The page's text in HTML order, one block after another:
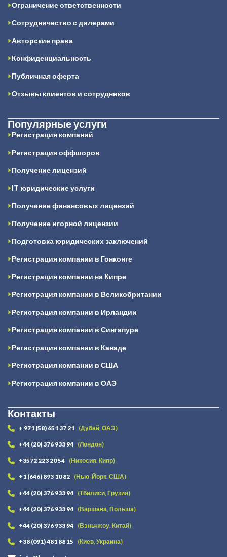
Ограничение ответственности
Сотрудничество с дилерами
Авторские права
Конфиденциальность
Публичная оферта
Отзывы клиентов и сотрудников
Популярные услуги
Регистрация компаний
Регистрация оффшоров
Получение лицензий
IT юридические услуги
Получение финансовых лицензий
Получение игорной лицензии
Подготовка юридических заключений
Регистрация компании в Гонконге
Регистрация компании на Кипре
Регистрация компании в Великобритании
Регистрация компании в Ирландии
Регистрация компании в Сингапуре
Регистрация компании в Канаде
Регистрация компании в США
Регистрация компании в ОАЭ
Контакты
+ 971 (58) 651 37 21 (Дубай, ОАЭ)
+44 (20) 376 933 94 (Лондон)
+3572 223 20 54 (Никосия, Кипр)
+1 (646) 893 10 82 (Нью-Йорк, США)
+44 (20) 376 933 94 (Тбилиси, Грузия)
+44 (20) 376 933 94 (Варшава, Польша)
+44 (20) 376 933 94 (Вэньчжоу, Китай)
+38 (091) 481 88 15 (Киев, Украина)